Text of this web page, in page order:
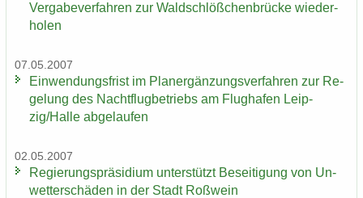
Ver­ga­be­ver­fah­ren zur Wald­schlöß­chen­brü­cke wie­der­
ho­len
07.05.2007
Ein­wen­dungs­frist im Planer­gän­zungs­ver­fah­ren zur Re­
ge­lung des Nacht­flug­be­triebs am Flug­ha­fen Leip­
zig/Halle ab­ge­lau­fen
02.05.2007
Re­gie­rungs­prä­si­di­um un­ter­stützt Be­sei­ti­gung von Un­
wet­ter­schä­den in der Stadt Roß­wein